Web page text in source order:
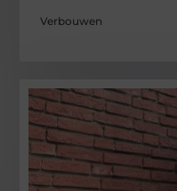
Verbouwen